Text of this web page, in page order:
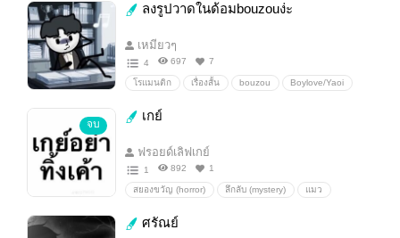
ดราม่า สะท้อนสังคม
ลงรูปวาดในด้อมbouzouง่ะ
เหมียวๆ
4 697 7
โรแมนติก เรื่องสั้น bouzou Boylove/Yaoi
หวาน
จบ
เกย์
ฟรอยด์เลิฟเกย์
1 892 1
สยองขวัญ (horror) ลึกลับ (mystery) แมว
ศรัณย์